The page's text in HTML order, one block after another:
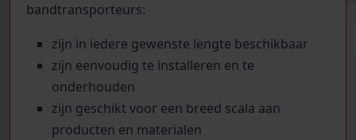
bandtransporteurs:
zijn in iedere gewenste lengte beschikbaar
zijn eenvoudig te installeren en te
onderhouden
zijn geschikt voor een breed scala aan
producten en materialen